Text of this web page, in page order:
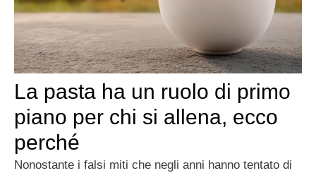
La pasta ha un ruolo di primo
piano per chi si allena, ecco
perché
Nonostante i falsi miti che negli anni hanno tentato di